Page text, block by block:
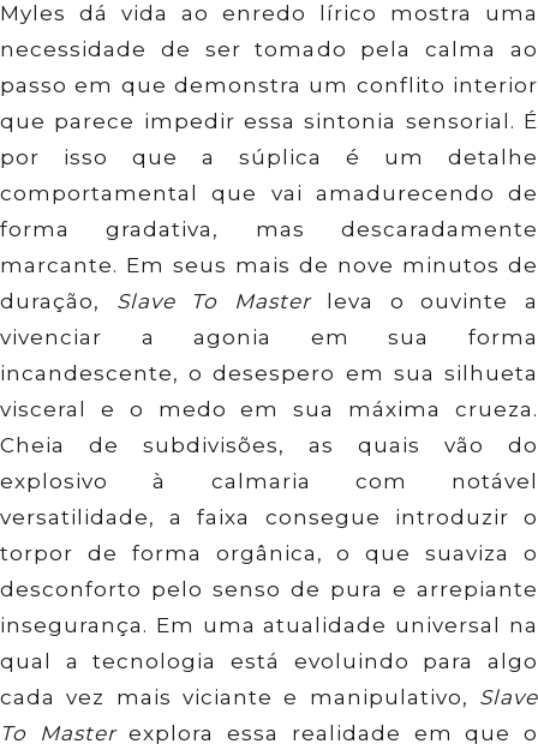
Myles dá vida ao enredo lírico mostra uma
necessidade de ser tomado pela calma ao
passo em que demonstra um conflito interior
que parece impedir essa sintonia sensorial. É
por isso que a súplica é um detalhe
comportamental que vai amadurecendo de
forma gradativa, mas descaradamente
marcante. Em seus mais de nove minutos de
duração, Slave To Masterleva o ouvinte a
vivenciar a agonia em sua forma
incandescente, o desespero em sua silhueta
visceral e o medo em sua máxima crueza.
Cheia de subdivisões, as quais vão do
explosivo à calmaria com notável
versatilidade, a faixa consegue introduzir o
torpor de forma orgânica, o que suaviza o
desconforto pelo senso de pura e arrepiante
insegurança. Em uma atualidade universal na
qual a tecnologia está evoluindo para algo
cada vez mais viciante e manipulativo, Slave
To Masterexplora essa realidade em que o